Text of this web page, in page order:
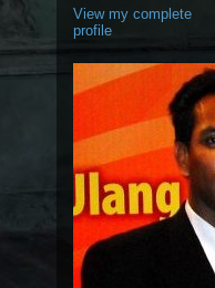
View my complete
profile